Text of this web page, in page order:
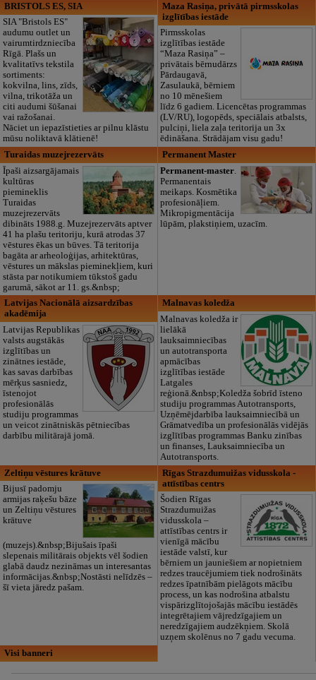
BRISTOLS ES, SIA
SIA "Bristols ES"
audumu outlet un
vairumtirdzniecība
Rīgā. Plašs un
kvalitatīvs tekstila
sortiments:
kokvilna, lins, zīds,
vilna, trikotāža un
citi audumi šūšanai
vai ražošanai.
Nāciet un iepazīstieties ar pilnu klāstu
mūsu noliktavā klātienē!
Maza Rasiņa, privātā pirmsskolas
izglītības iestāde
Pirmsskolas
izglītības iestāde
“Maza Rasiņa” –
privātais bērnudārzs
Pārdaugavā,
Zasulaukā, bērniem
no 10 mēnešiem
līdz 6 gadiem. Licencētas programmas
(LV/RU), logopēds, speciālais atbalsts,
pulciņi, liela zaļa teritorija un 3x
ēdināšana. Strādājam visu gadu!
Turaidas muzejrezervāts
Īpaši aizsargājamais
kultūras
piemineklis
Turaidas
muzejrezervāts
dibināts 1988.g. Muzejrezervāts aptver
41 ha plašu teritoriju, kurā atrodas 37
vēstures ēkas un būves. Tā teritorija
bagāta ar arheoloģijas, arhitektūras,
vēstures un mākslas pieminekļiem, kuri
stāsta par notikumiem tūkstoš gadu
garumā, sākot ar 11. gs.&nbsp;
Permanent Master
Permanent-master
Permanentais
meikaps. Kosmētika
profesionāļiem.
Mikropigmentācija
lūpām, plakstiņiem, uzacīm.
Latvijas Nacionālā aizsardzības
akadēmija
Latvijas Republikas
valsts augstākās
izglītības un
zinātnes iestāde,
kas savas darbības
mērķus sasniedz,
īstenojot
profesionālās
studiju programmas
un veicot zinātniskās pētniecības
darbību militārajā jomā.
Malnavas koledža
Malnavas koledža ir
lielākā
lauksaimniecības
un autotransporta
apmācības
izglītības iestāde
Latgales
reģionā.&nbsp;Koledža šobrīd īsteno
studiju programmas Autotransports,
Uzņēmējdarbība lauksaimniecībā un
Grāmatvedība un profesionālās vidējās
izglītības programmas Banku zinības
un finanses, Lauksaimniecība un
Autotransports.
Zeltiņu vēstures krātuve
Bijusī padomju
armijas raķešu bāze
un Zeltiņu vēstures
krātuve
(muzejs).&nbsp;Bijušais īpaši
slepenais militārais objekts vēl šodien
glabā daudz nezināmas un interesantas
informācijas.&nbsp;Nostāsti nelīdzēs –
šī vieta jāredz pašam.
Rīgas Strazdumuižas vidusskola -
attīstības centrs
Šodien Rīgas
Strazdumuižas
vidusskola –
attīstības centrs ir
vienīgā mācību
iestāde valstī, kur
bērniem un jauniešiem ar nopietniem
redzes traucējumiem tiek nodrošināts
redzes īpatnībām pielāgots mācību
process, un kas nodrošina atbalstu
vispārizglītojošajās mācību iestādēs
integrētajiem vājredzīgajiem un
neredzīgajiem audzēkņiem. Skolā
uzņem skolēnus no 7 gadu vecuma.
Visi banneri